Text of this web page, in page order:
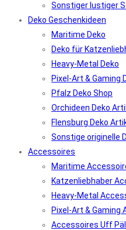
Sonstiger lustiger
Deko Geschenkideen
Maritime Deko
Deko für
Heavy-Metal Deko
Pixel-Art & Gaming
Pfalz Deko Shop
Orchideen Deko
Flensburg Deko
Sonstige originelle
Accessoires
Maritime
Katzenliebhaber
Heavy-Metal
Pixel-Art & Gaming
Accessoires Uff